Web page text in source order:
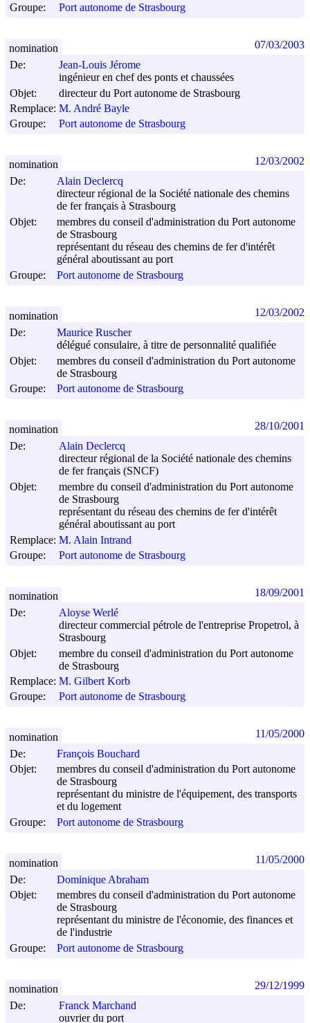
Groupe:
Port autonome de Strasbourg
De:
Jean-Louis Jérome
ingénieur en chef des ponts et chaussées
Objet:
directeur du Port autonome de Strasbourg
Remplace: M. André Bayle
Groupe:
Port autonome de Strasbourg
nomination 07/03/2003
De:
Alain Declercq
directeur régional de la Société nationale des chemins
de fer français à Strasbourg
Objet:
membres du conseil d'administration du Port autonome
de Strasbourg
représentant du réseau des chemins de fer d'intérêt
général aboutissant au port
Groupe:
Port autonome de Strasbourg
nomination 12/03/2002
De:
Maurice Ruscher
délégué consulaire, à titre de personnalité qualifiée
Objet:
membres du conseil d'administration du Port autonome
de Strasbourg
Groupe:
Port autonome de Strasbourg
nomination 12/03/2002
De:
Alain Declercq
directeur régional de la Société nationale des chemins
de fer français (SNCF)
Objet:
membre du conseil d'administration du Port autonome
de Strasbourg
représentant du réseau des chemins de fer d'intérêt
général aboutissant au port
Remplace: M. Alain Intrand
Groupe:
Port autonome de Strasbourg
nomination 28/10/2001
De:
Aloyse Werlé
directeur commercial pétrole de l'entreprise Propetrol, à
Strasbourg
Objet:
membre du conseil d'administration du Port autonome
de Strasbourg
Remplace: M. Gilbert Korb
Groupe:
Port autonome de Strasbourg
nomination 18/09/2001
De:
François Bouchard
Objet:
membres du conseil d'administration du Port autonome
de Strasbourg
représentant du ministre de l'équipement, des transports
et du logement
Groupe:
Port autonome de Strasbourg
nomination 11/05/2000
De:
Dominique Abraham
Objet:
membres du conseil d'administration du Port autonome
de Strasbourg
représentant du ministre de l'économie, des finances et
de l'industrie
Groupe:
Port autonome de Strasbourg
nomination 11/05/2000
De:
Franck Marchand
ouvrier du port
nomination 29/12/1999